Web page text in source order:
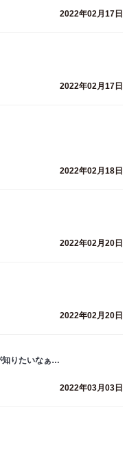
2022年02月17日
2022年02月17日
2022年02月18日
2022年02月20日
2022年02月20日
知りたいなぁ…
2022年03月03日